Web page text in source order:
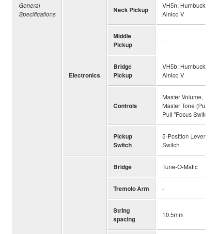
General
Specifications
Electronics
Neck Pickup
VH5n: Humbucker /
Alnico V
Middle
Pickup
-
Bridge
Pickup
VH5b: Humbucker /
Alnico V
Controls
Master Volume,
Master Tone (Push-
Pull "Focus Switch")
Pickup
Switch
5-Position Lever
Switch
Bridge Tune-O-Matic
Tremolo Arm -
String
spacing
10.5mm